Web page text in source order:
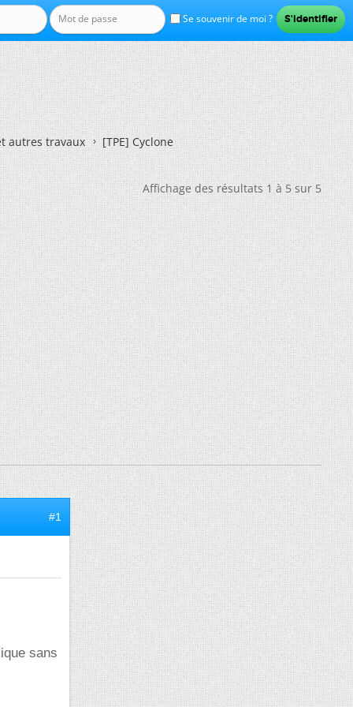
Se souvenir de moi ?
autres travaux [TPE] Cyclone
Affichage des résultats 1 à 5 sur 5
#1
sans